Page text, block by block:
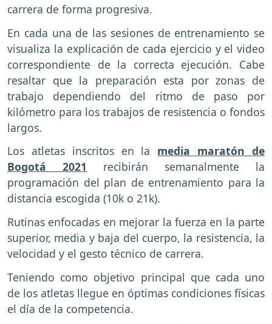
carrera de forma progresiva.
En cada una de las sesiones de entrenamiento se
visualiza la explicación de cada ejercicio y el video
correspondiente de la correcta ejecución. Cabe
resaltar que la preparación esta por zonas de
trabajo dependiendo del ritmo de paso por
kilómetro para los trabajos de resistencia o fondos
largos.
Los atletas inscritos en la media maratón de
Bogotá 2021 recibirán semanalmente la
programación del plan de entrenamiento para la
distancia escogida (10k o 21k).
Rutinas enfocadas en mejorar la fuerza en la parte
superior, media y baja del cuerpo, la resistencia, la
velocidad y el gesto técnico de carrera.
Teniendo como objetivo principal que cada uno
de los atletas llegue en óptimas condiciones físicas
el día de la competencia.